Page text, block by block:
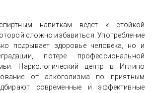
напиткам ведёт к стойкой
сложно избавиться. Употребление
подрывает здоровье человека, но и
потере профессиональной
Наркологический центр в Иглино
от алкоголизма по приятным
современные и эффективные